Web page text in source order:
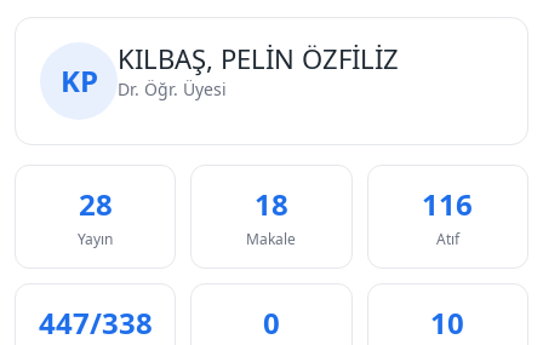
KP
KILBAŞ, PELİN ÖZFİLİZ
Dr. Öğr. Üyesi
28
Yayın
18
Makale
116
Atıf
447/338 0 10